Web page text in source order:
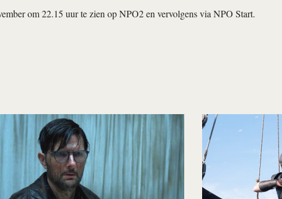
om 22.15 uur te zien op NPO2 en vervolgens via NPO Start.